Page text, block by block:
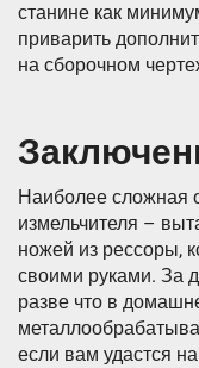
станине как
приварить
на сборочном
Наиболее сложная
измельчителя –
ножей из рессоры,
своими руками. За
разве что в
если вам удастся